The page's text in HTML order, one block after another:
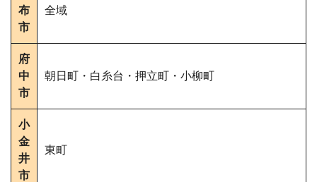
布
市
全域
府
中
市
朝日町・白糸台・押立町・小柳町
小
金
井
市
東町